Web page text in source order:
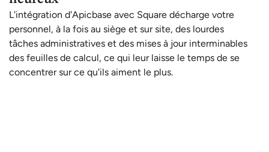
L'intégration d'Apicbase avec Square décharge votre
personnel, à la fois au siège et sur site, des lourdes
tâches administratives et des mises à jour interminables
des feuilles de calcul, ce qui leur laisse le temps de se
concentrer sur ce qu'ils aiment le plus.